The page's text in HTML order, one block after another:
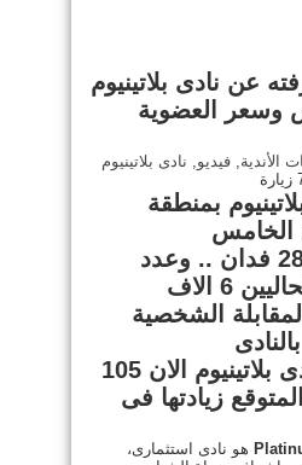
عن نادى بلاتينيوم
وسعر العضوية
الأندية, فيديو, نادى بلاتينيوم
بمنطقة
الخامس
و على مساحه 28 فدان .. وعدد
6 الاف
الشخصية
سعر عضوية نادى بلاتينيوم الان 105
زيادتها فى
هو نادى استثمارى،